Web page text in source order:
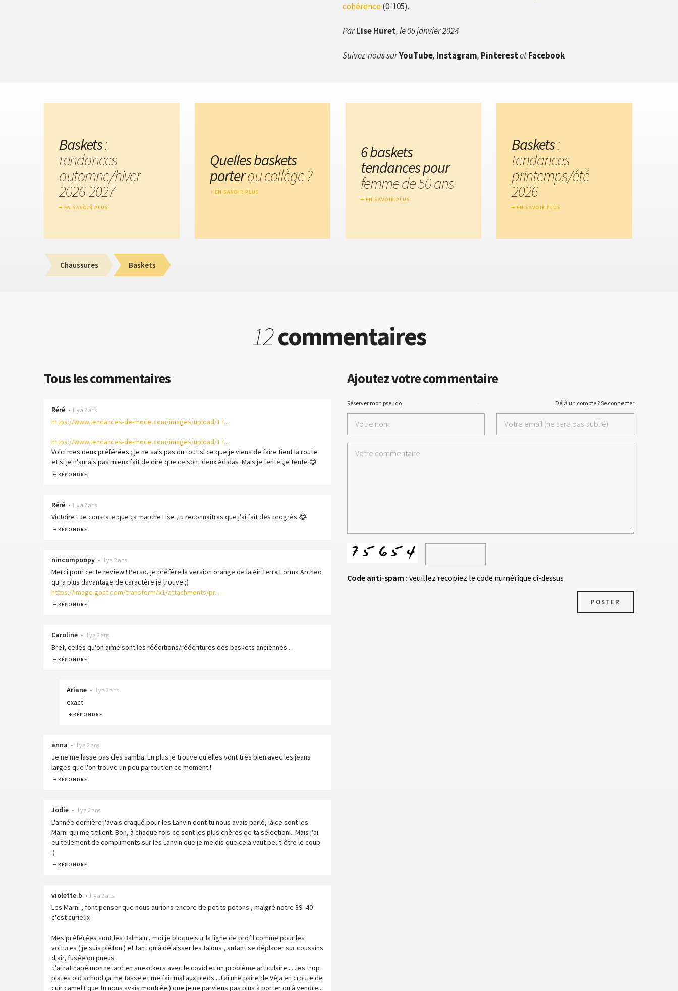
cohérence(0-105).
ParLise Huret, le 05 janvier 2024
Suivez-nous surYouTube, Instagram, PinterestetFacebook
Baskets:
tendances
automne/hiver
2026-2027
EN SAVOIR PLUS
Quelles baskets
porterau collège ?
EN SAVOIR PLUS
6 baskets
tendances pour
femme de 50 ans
EN SAVOIR PLUS
Baskets:
tendances
printemps/été
2026
EN SAVOIR PLUS
Chaussures Baskets
12commentaires
Tous les commentaires
Réré • Il y a 2 ans
https://www.tendances-de-mode.com/images/upload/17...
https://www.tendances-de-mode.com/images/upload/17...
Voici mes deux préférées ; je ne sais pas du tout si ce que je viens de faire tient la route
et si je n'aurais pas mieux fait de dire que ce sont deux Adidas .Mais je tente ,je tente 😅
RÉPONDRE
Réré • Il y a 2 ans
Victoire ! Je constate que ça marche Lise ,tu reconnaîtras que j'ai fait des progrès 😂
RÉPONDRE
nincompoopy • Il y a 2 ans
Merci pour cette review ! Perso, je préfère la version orange de la Air Terra Forma Archeo
qui a plus davantage de caractère je trouve ;)
https://image.goat.com/transform/v1/attachments/pr...
RÉPONDRE
Caroline • Il y a 2 ans
Bref, celles qu'on aime sont les rééditions/réécritures des baskets anciennes...
RÉPONDRE
Ariane • Il y a 2 ans
exact
RÉPONDRE
anna • Il y a 2 ans
Je ne me lasse pas des samba. En plus je trouve qu'elles vont très bien avec les jeans
larges que l'on trouve un peu partout en ce moment !
RÉPONDRE
Jodie • Il y a 2 ans
L'année dernière j'avais craqué pour les Lanvin dont tu nous avais parlé, là ce sont les
Marni qui me titillent. Bon, à chaque fois ce sont les plus chères de ta sélection... Mais j'ai
eu tellement de compliments sur les Lanvin que je me dis que cela vaut peut-être le coup
:)
RÉPONDRE
violette.b • Il y a 2 ans
Les Marni , font penser que nous aurions encore de petits petons , malgré notre 39 -40
c'est curieux
Mes préférées sont les Balmain , moi je bloque sur la ligne de profil comme pour les
voitures ( je suis piéton ) et tant qu'à délaisser les talons , autant se déplacer sur coussins
d'air, fusée ou pneus .
J'ai rattrapé mon retard en sneackers avec le covid et un problème articulaire .....les trop
plates old school ça me tasse et me fait mal aux pieds . J'ai une paire de Véja en croute de
cuir camel ( que tu nous avais montrée ) que je ne parviens pas plus à porter qu'à vendre .
Ajoutez votre commentaire
Réserver mon pseudo · Déjà un compte ? Se connecter
Code anti-spam : veuillez recopiez le code numérique ci-dessus
POSTER